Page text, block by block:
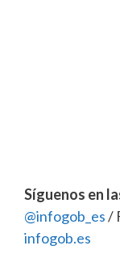
Síguenos en
@infogob_es/
infogob.es